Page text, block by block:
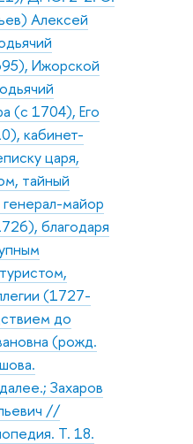
Алексей
Ижорской
(с 1704), Его
кабинет-
царя,
тайный
майор
благодаря
(1727-
до
(рожд.
Захаров
//
Т. 18.